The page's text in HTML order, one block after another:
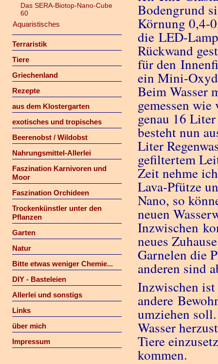
Das SERA-Biotop-Nano-Cube
60
Aquaristisches
Terraristik
Tiere
Griechenland
Rezepte
aus dem Klostergarten
exotisches und tropisches
Beerenobst / Wildobst
Nahrungsmittel-Allerlei
Faszination Karnivoren und
Moor
Faszination Orchideen
Trockenkünstler unter den
Pflanzen
Garten
Natur
Bitte etwas weniger Chemie...
DIY - Basteleien
Allerlei und sonstigs
Links
über mich
Impressum
Bodengrund
Körnung 0,4-
die LED-
Rückwand
für den
ein Mini-
Beim Wasser
gemessen
genau 16 Liter
besteht nun
Liter
gefiltertem
Zeit nehme
Lava-Pfütze
Nano, so
neuen
Inzwischen
neues
Garnelen die
anderen sind
Inzwischen ist
andere
umziehen
Wasser
Tiere
kommen.